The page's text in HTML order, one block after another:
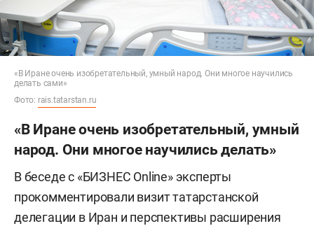
«В Иране очень изобретательный, умный народ. Они многое научились
делать сами»
Фото: rais.tatarstan.ru
«В Иране очень изобретательный, умный
народ. Они многое научились делать»
В беседе с «БИЗНЕС Online» эксперты
прокомментировали визит татарстанской
делегации в Иран и перспективы расширения